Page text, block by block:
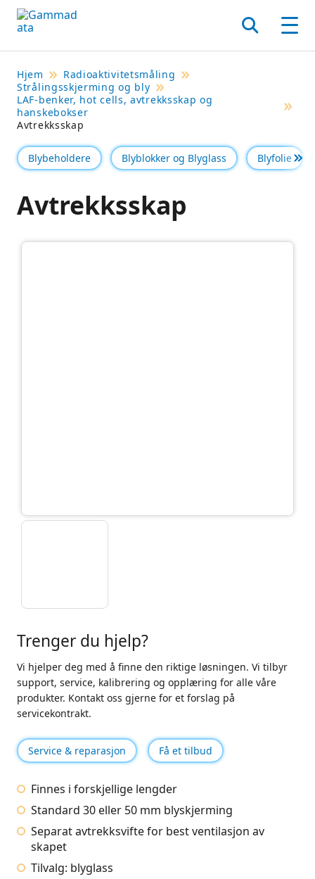
Hopp
til
Søk
Hjem
Radioaktivitetsmåling
Strålingsskjerming og bly
LAF-benker, hot cells, avtrekksskap og
hanskebokser
Avtrekksskap
Blybeholdere Blyblokker og Blyglass Blyfolie Se
Avtrekksskap
Trenger du hjelp?
Vi hjelper deg med å finne den riktige løsningen. Vi tilbyr
support, service, kalibrering og opplæring for alle våre
produkter. Kontakt oss gjerne for et forslag på
servicekontrakt.
Service & reparasjon Få et tilbud
Finnes i forskjellige lengder
Standard 30 eller 50 mm blyskjerming
Separat avtrekksvifte for best ventilasjon av
skapet
Tilvalg: blyglass